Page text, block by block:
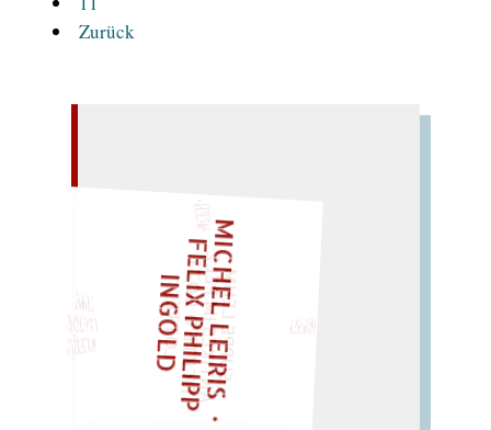
Zurück
„SUPPELEHMANTIKESI
MPEL
ZTICKTEO
GOTTLOTTE
"
M
I
C
H
E
L
L
E
I
R
I
S
・
F
E
L
I
X
P
H
I
L
I
P
P
I
N
G
O
L
D
– EIN GLOSSAR –